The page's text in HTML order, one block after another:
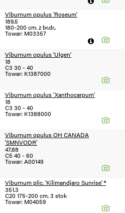
Viburnum opulus 'Roseum'
189.5
180-200 cm. z br.dr..
Towar: M03357
Viburnum opulus 'Ulgen'
18
C3 30 - 40
Towar: K1387000
Viburnum opulus 'Xanthocarpum'
18
C3 30 - 40
Towar: K1388000
Viburnum opulus OH CANADA
'SMNVODR'
47.88
C5 40 - 60
Towar: A00149
Viburnum plic. 'Kilimandjaro Sunrise' ®
351.3
C20 175-200 cm. 3 stok
Towar: M04059